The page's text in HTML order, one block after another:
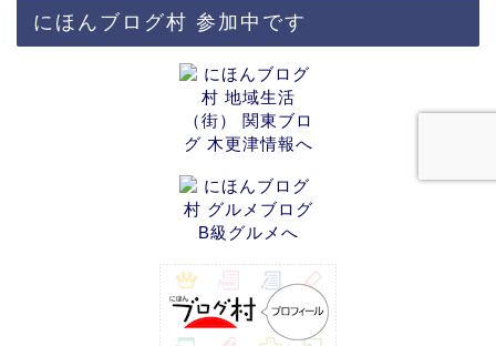
にほんブログ村 参加中です